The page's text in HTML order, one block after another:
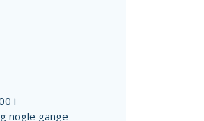
i
nogle gange